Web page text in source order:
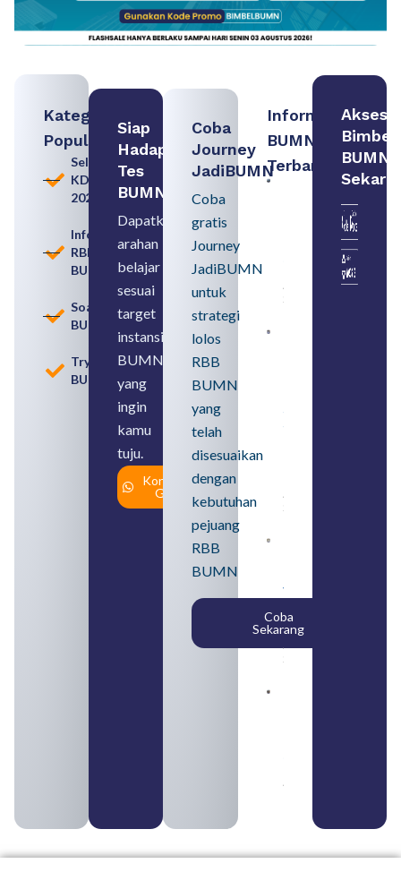
Kategori
Populer
Seleksi
KDKMP
2026
Informasi
RBB
BUMN
Soal
BUMN
Tryout
BUMN
Siap
Hadapi
Tes
BUMN
Dapatkan
arahan
belajar
sesuai
target
instansi
BUMN
yang
ingin
kamu
tuju.
Konsultasi
Gratis
Coba
Journey
JadiBUMN
Coba
gratis
Journey
JadiBUMN
untuk
strategi
lolos
RBB
BUMN
yang
telah
disesuaikan
dengan
kebutuhan
pejuang
RBB
BUMN
Coba
Sekarang
Informasi
BUMN
Terbaru:
Pengertian,
Perbedaan,
serta Jenis
August 6,
2026
SMA
Syarat,
August 5,
2026
yang
Tergabung
dalam
Himbara
August 4,
2026
August 3, 2026
Akses
Bimbel
BUMN